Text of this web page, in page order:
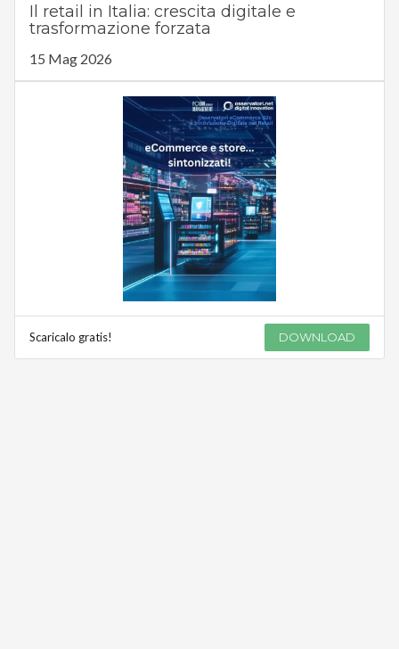
Il retail in Italia: crescita digitale e
trasformazione forzata
15 Mag 2026
Scaricalo gratis! DOWNLOAD